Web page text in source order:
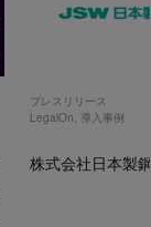
プレスリリース
LegalOn 導入事例
株式会社日本製